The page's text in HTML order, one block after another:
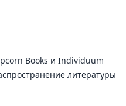
Books и Individuum
литературы